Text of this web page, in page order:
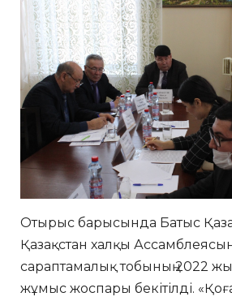
Отырыс барысында Батыс
Қазақстан халқы
сараптамалық тобының 2022
жұмыс жоспары бекітілді.